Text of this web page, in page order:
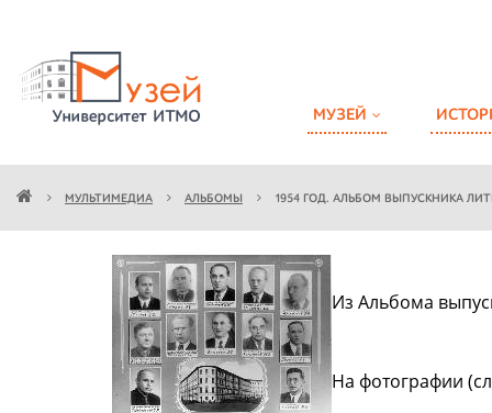
МУЗЕЙ
МУЛЬТИМЕДИА АЛЬБОМЫ 1954 ГОД. АЛЬБОМ ВЫПУСКНИКА
Из Альбома
На фотографии